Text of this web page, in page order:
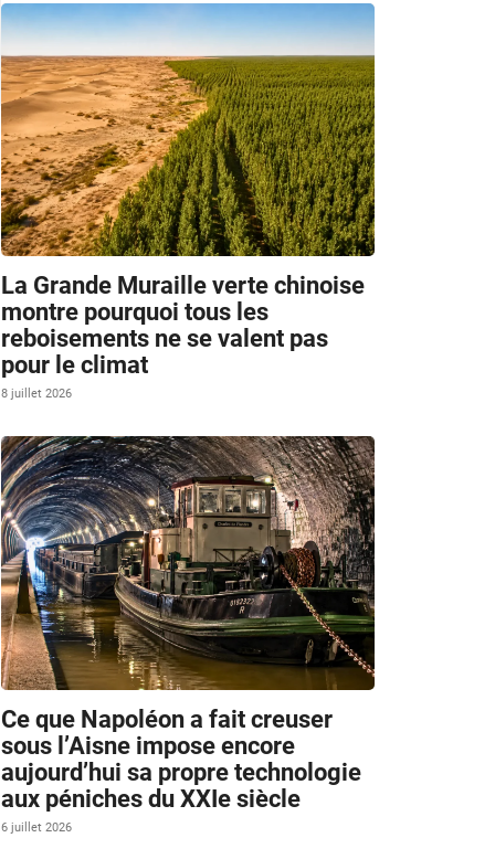
La Grande Muraille verte chinoise
montre pourquoi tous les
reboisements ne se valent pas
pour le climat
8 juillet 2026
Ce que Napoléon a fait creuser
sous l’Aisne impose encore
aujourd’hui sa propre technologie
aux péniches du XXIe siècle
6 juillet 2026